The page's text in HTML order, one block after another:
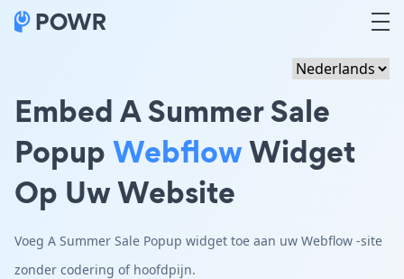
Embed A Summer Sale
PopupWebflowWidget
Op Uw Website
Voeg A Summer Sale Popup widget toe aan uw Webflow -site
zonder codering of hoofdpijn.